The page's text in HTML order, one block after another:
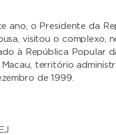
ano, o Presidente da
visitou o complexo,
à República Popular
território
de 1999.